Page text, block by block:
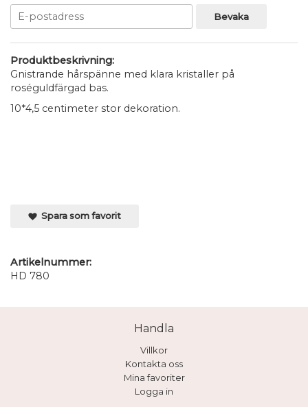
Bevaka
Produktbeskrivning:
Gnistrande hårspänne med klara kristaller på
roséguldfärgad bas.
10*4,5 centimeter stor dekoration.
Spara som favorit
Artikelnummer:
HD 780
Handla
Villkor
Kontakta oss
Mina favoriter
Logga in